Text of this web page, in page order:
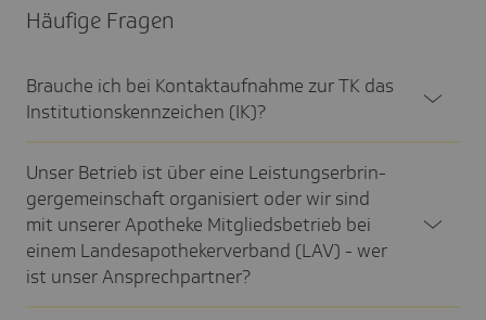
Häufige Fragen
Brauche ich bei Kontakt­auf­nahme zur TK das
Insti­tu­ti­ons­kenn­zei­chen (IK)?
Unser Betrieb ist über eine Leis­tungs­er­brin­
ger­ge­mein­schaft orga­ni­siert oder wir sind
mit unserer Apotheke Mitglieds­be­trieb bei
einem Landes­apo­the­ker­ver­band (LAV) - wer
ist unser Ansprech­part­ner?